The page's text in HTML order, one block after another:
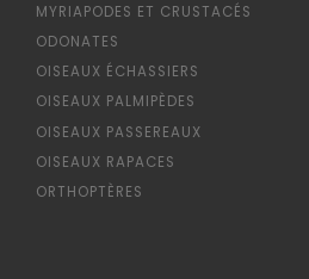
MYRIAPODES ET CRUSTACÉS
ODONATES
OISEAUX ÉCHASSIERS
OISEAUX PALMIPÈDES
OISEAUX PASSEREAUX
OISEAUX RAPACES
ORTHOPTÈRES